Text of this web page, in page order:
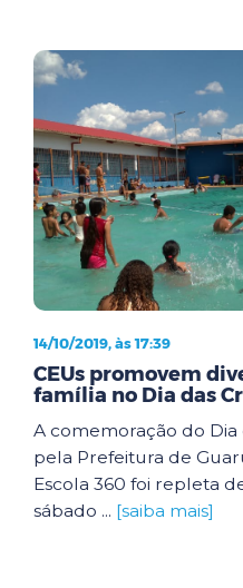
14/10/2019, às 17:39
CEUs promovem
família no Dia das
A comemoração do Dia
pela Prefeitura de
Escola 360 foi repleta
sábado ... [saiba mais]